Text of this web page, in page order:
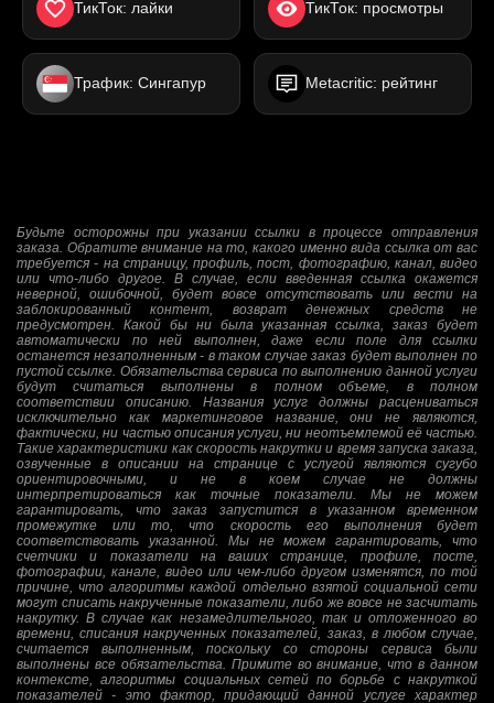
ТикТок: лайки ТикТок: просмотры
Трафик: Сингапур Metacritic: рейтинг
Будьте осторожны при указании ссылки в процессе отправления
заказа. Обратите внимание на то, какого именно вида ссылка от вас
требуется - на страницу, профиль, пост, фотографию, канал, видео
или что-либо другое. В случае, если введенная ссылка окажется
неверной, ошибочной, будет вовсе отсутствовать или вести на
заблокированный контент, возврат денежных средств не
предусмотрен. Какой бы ни была указанная ссылка, заказ будет
автоматически по ней выполнен, даже если поле для ссылки
останется незаполненным - в таком случае заказ будет выполнен по
пустой ссылке. Обязательства сервиса по выполнению данной услуги
будут считаться выполнены в полном объеме, в полном
соответствии описанию. Названия услуг должны расцениваться
исключительно как маркетинговое название, они не являются,
фактически, ни частью описания услуги, ни неотъемлемой её частью.
Такие характеристики как скорость накрутки и время запуска заказа,
озвученные в описании на странице с услугой являются сугубо
ориентировочными, и не в коем случае не должны
интерпретироваться как точные показатели. Мы не можем
гарантировать, что заказ запустится в указанном временном
промежутке или то, что скорость его выполнения будет
соответствовать указанной. Мы не можем гарантировать, что
счетчики и показатели на ваших странице, профиле, посте,
фотографии, канале, видео или чем-либо другом изменятся, по той
причине, что алгоритмы каждой отдельно взятой социальной сети
могут списать накрученные показатели, либо же вовсе не засчитать
накрутку. В случае как незамедлительного, так и отложенного во
времени, списания накрученных показателей, заказ, в любом случае,
считается выполненным, поскольку со стороны сервиса были
выполнены все обязательства. Примите во внимание, что в данном
контексте, алгоритмы социальных сетей по борьбе с накруткой
показателей - это фактор, придающий данной услуге характер